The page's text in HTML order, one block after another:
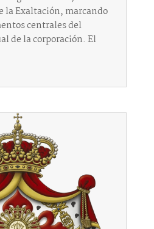
la Exaltación, marcando
centrales del
de la corporación. El